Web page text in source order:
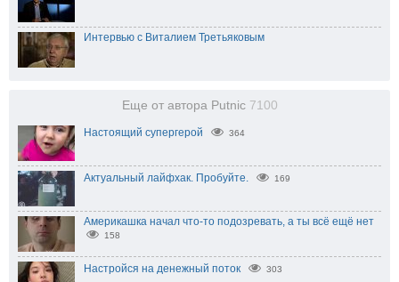
Интервью с Виталием Третьяковым
Еще от автора Putnic 7100
Настоящий супергерой 364
Актуальный лайфхак. Пробуйте. 169
Америкашка начал что-то подозревать, а ты всё ещё нет
158
Настройся на денежный поток 303